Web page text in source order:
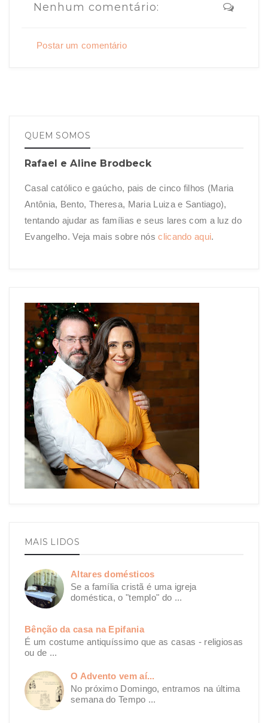
Nenhum comentário:
Postar um comentário
QUEM SOMOS
Rafael e Aline Brodbeck
Casal católico e gaúcho, pais de cinco filhos (Maria
Antônia, Bento, Theresa, Maria Luiza e Santiago),
tentando ajudar as famílias e seus lares com a luz do
Evangelho. Veja mais sobre nósclicando aqui.
MAIS LIDOS
Altares domésticos
Se a família cristã é uma igreja
doméstica, o "templo" do ...
Bênção da casa na Epifania
É um costume antiquíssimo que as casas - religiosas
ou de ...
O Advento vem aí...
No próximo Domingo, entramos na última
semana do Tempo ...